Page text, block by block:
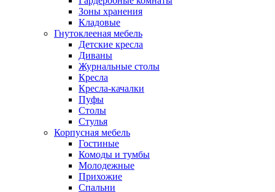
Зоны хранения
Кладовые
Гнутоклееная мебель
Детские кресла
Диваны
Журнальные столы
Кресла
Кресла-качалки
Пуфы
Столы
Стулья
Корпусная мебель
Гостиные
Комоды и тумбы
Молодежные
Прихожие
Спальни